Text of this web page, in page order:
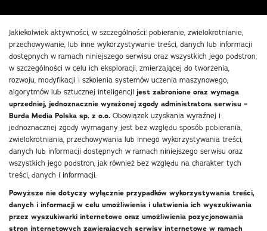
Jakiekolwiek aktywności, w szczególności: pobieranie, zwielokrotnianie,
przechowywanie, lub inne wykorzystywanie treści, danych lub informacji
dostępnych w ramach niniejszego serwisu oraz wszystkich jego podstron,
w szczególności w celu ich eksploracji, zmierzającej do tworzenia,
rozwoju, modyfikacji i szkolenia systemów uczenia maszynowego,
algorytmów lub sztucznej inteligencji jest zabronione oraz wymaga
uprzedniej, jednoznacznie wyrażonej zgody administratora serwisu –
Burda Media Polska sp. z o.o. Obowiązek uzyskania wyraźnej i
jednoznacznej zgody wymagany jest bez względu sposób pobierania,
zwielokrotniania, przechowywania lub innego wykorzystywania treści,
danych lub informacji dostępnych w ramach niniejszego serwisu oraz
wszystkich jego podstron, jak również bez względu na charakter tych
treści, danych i informacji.
Powyższe nie dotyczy wyłącznie przypadków wykorzystywania treści,
danych i informacji w celu umożliwienia i ułatwienia ich wyszukiwania
przez wyszukiwarki internetowe oraz umożliwienia pozycjonowania
stron internetowych zawierających serwisy internetowe w ramach